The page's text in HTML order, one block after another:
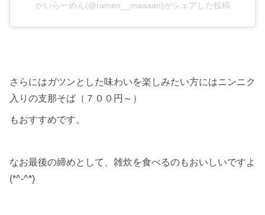
かいらーめん(@ramen__maaaan)がシェアした投稿
さらにはガツンとした味わいを楽しみたい方にはニンニク
入りの支那そば（７００円～）
もおすすめです。
なお最後の締めとして、雑炊を食べるのもおいしいですよ
(*^-^*)